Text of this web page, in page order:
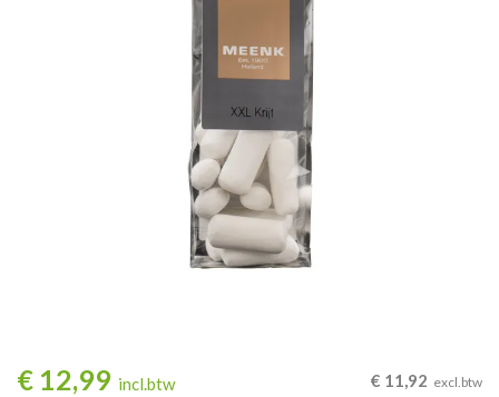
€ 12,99 incl.btw € 11,92 excl.btw